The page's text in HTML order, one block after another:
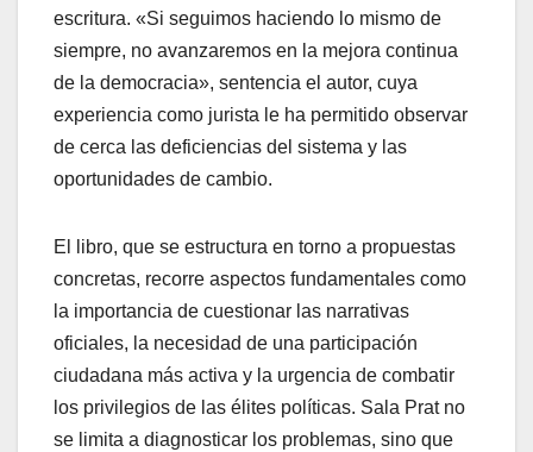
escritura. «Si seguimos haciendo lo mismo de
siempre, no avanzaremos en la mejora continua
de la democracia», sentencia el autor, cuya
experiencia como jurista le ha permitido observar
de cerca las deficiencias del sistema y las
oportunidades de cambio.
El libro, que se estructura en torno a propuestas
concretas, recorre aspectos fundamentales como
la importancia de cuestionar las narrativas
oficiales, la necesidad de una participación
ciudadana más activa y la urgencia de combatir
los privilegios de las élites políticas. Sala Prat no
se limita a diagnosticar los problemas, sino que